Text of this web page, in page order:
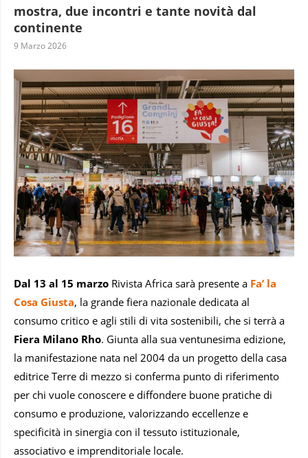
mostra, due incontri e tante novità dal
continente
9 Marzo 2026
Dal 13 al 15 marzo Rivista Africa sarà presente a Fa’ la
Cosa Giusta, la grande fiera nazionale dedicata al
consumo critico e agli stili di vita sostenibili, che si terrà a
Fiera Milano Rho. Giunta alla sua ventunesima edizione,
la manifestazione nata nel 2004 da un progetto della casa
editrice Terre di mezzo si conferma punto di riferimento
per chi vuole conoscere e diffondere buone pratiche di
consumo e produzione, valorizzando eccellenze e
specificità in sinergia con il tessuto istituzionale,
associativo e imprenditoriale locale.